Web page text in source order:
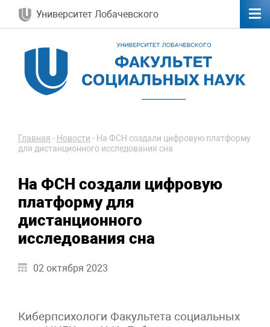
Университет Лобачевского
Главная - Новости - На ФСН создали цифровую платформу
для дистанционного исследования сна
На ФСН создали цифровую
платформу для
дистанционного
исследования сна
02 октября 2023
Киберпсихологи Факультета социальных